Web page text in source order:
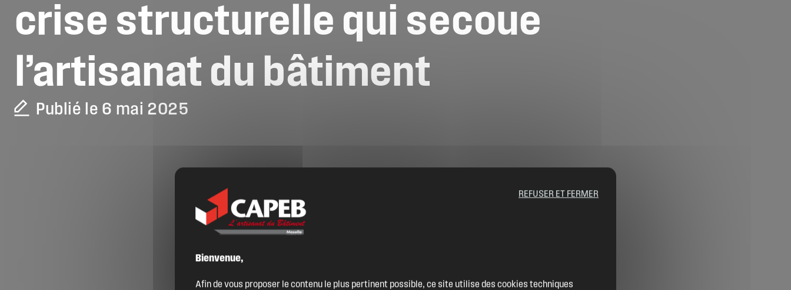
Nos services
Location de salles
crise structurelle qui secoue
l’artisanat du bâtiment
Publié le 6 mai 2025
Bienvenue,
Afin de vous proposer le contenu le plus pertinent possible, ce site utilise des cookies techniques
REFUSER ET FERMER